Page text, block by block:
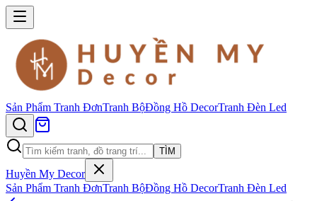
Sản Phẩm Tranh ĐơnTranh BộĐồng Hồ DecorTranh Đèn Led
TÌM
Huyền My Decor
Sản Phẩm Tranh ĐơnTranh BộĐồng Hồ DecorTranh Đèn Led